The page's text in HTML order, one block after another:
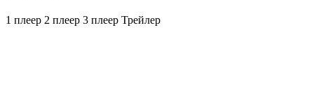
1 плеер 2 плеер 3 плеер Трейлер